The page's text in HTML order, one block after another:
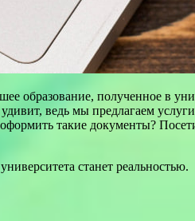
полученное в
ведь мы предлагаем
такие документы?
станет реальностью.